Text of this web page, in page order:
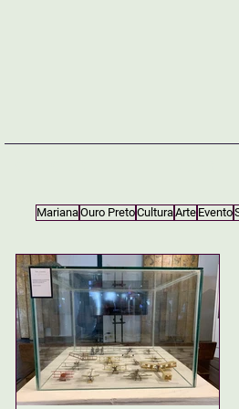
MarianaOuro PretoCulturaArte Evento